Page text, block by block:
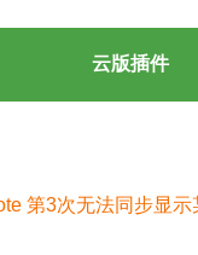
云版插件
第3次无法同步显